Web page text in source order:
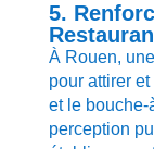
5.
À Rouen,
pour attirer
et le
perception